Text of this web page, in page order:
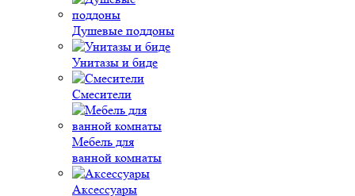
Душевые поддоны
Унитазы и биде
Смесители
Мебель для
ванной комнаты
Аксессуары